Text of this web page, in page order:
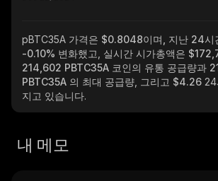
pBTC35A 가격은 $0.8048이며, 지난 24시
-0.10% 변화했고, 실시간 시가총액은
214,602 PBTC35A 코인의 유통 공급량과
PBTC35A 의 최대 공급량, 그리고 $4.26
지고 있습니다.
내 메모